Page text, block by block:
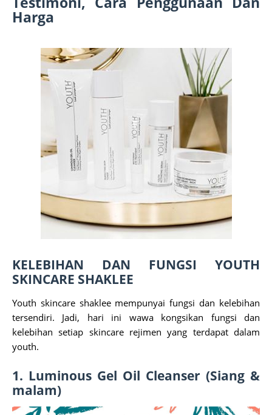
Harga
KELEBIHAN DAN FUNGSI YOUTH
SKINCARE SHAKLEE
Youth skincare shaklee mempunyai fungsi dan kelebihan
tersendiri. Jadi, hari ini wawa kongsikan fungsi dan
kelebihan setiap skincare rejimen yang terdapat dalam
youth.
1. Luminous Gel Oil Cleanser (Siang &
malam)